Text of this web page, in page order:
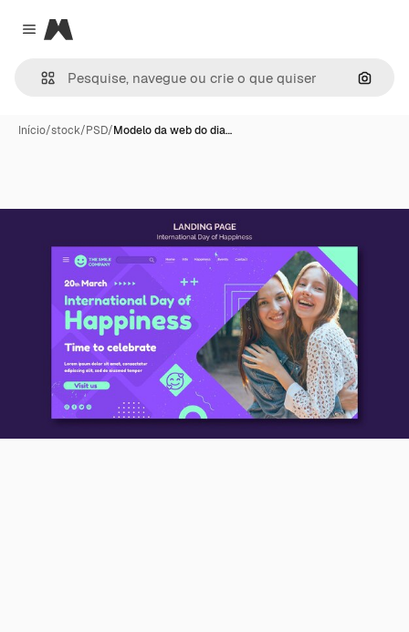
Close menu
Magnific
Início/stock/PSD/Modelo da web do dia…